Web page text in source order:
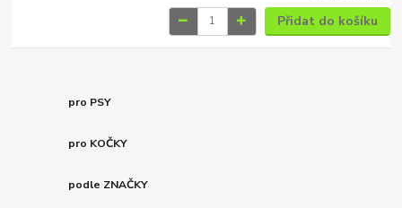
Přidat do košíku
pro PSY
pro KOČKY
podle ZNAČKY